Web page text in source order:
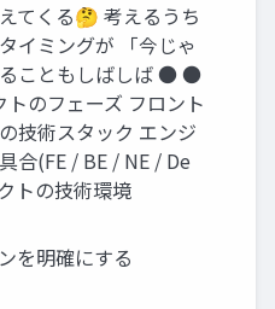
てくる🤔 考えるうち
イミングが 「今じゃ
こともしばしば ● ●
のフェーズ フロント
技術スタック エンジ
合(FE / BE / NE / De
トの技術環境
を明確にする